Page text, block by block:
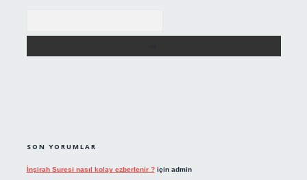
SON YORUMLAR
İnşirah Suresi nasıl kolay ezberlenir ?için admin